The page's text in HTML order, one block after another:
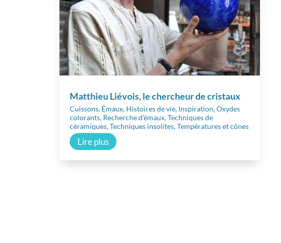
Matthieu Liévois, le chercheur de cristaux
Cuissons, Émaux, Histoires de vie, Inspiration,Oxydes
colorants, Recherche d'émaux,Techniques de
céramiques,Techniques insolites,Températures et cônes
Lire plus